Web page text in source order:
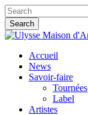
Skip
to
main
content
Search
Close
search
Menu
Accueil
News
Savoir-faire
Tournées
Label
Artistes